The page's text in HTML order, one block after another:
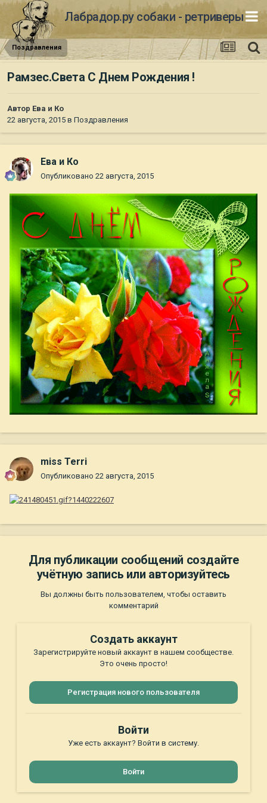
Лабрадор.ру собаки - ретриверы
Поздравления
Рамзес.Света С Днем Рождения !
Автор Ева и Ко
22 августа, 2015 в Поздравления
Ева и Ко
Опубликовано 22 августа, 2015
miss Terri
Опубликовано 22 августа, 2015
Для публикации сообщений создайте
учётную запись или авторизуйтесь
Вы должны быть пользователем, чтобы оставить
комментарий
Создать аккаунт
Зарегистрируйте новый аккаунт в нашем сообществе.
Это очень просто!
Регистрация нового пользователя
Войти
Уже есть аккаунт? Войти в систему.
Войти